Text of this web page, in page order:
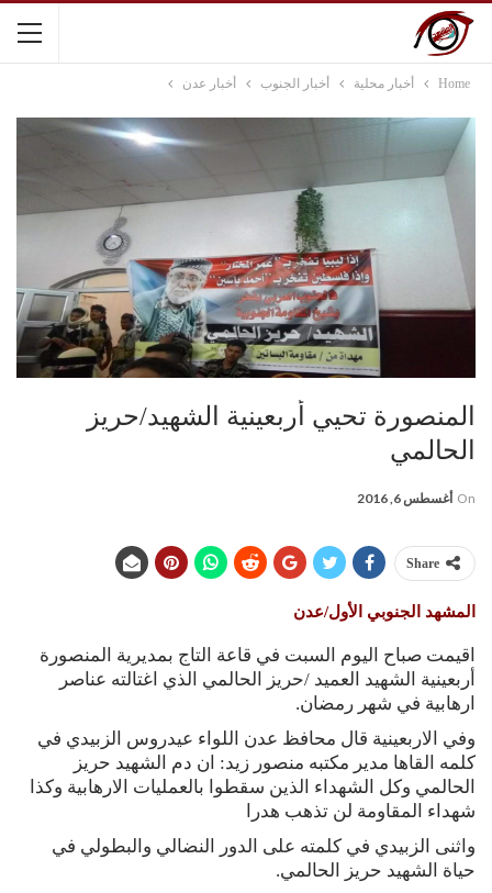
Home أخبار محلية أخبار الجنوب أخبار عدن
المنصورة تحيي أربعينية الشهيد/حريز
الحالمي
On أغسطس 6, 2016
Share
المشهد الجنوبي الأول/عدن
اقيمت صباح اليوم السبت في قاعة التاج بمديرية المنصورة
أربعينية الشهيد العميد /حريز الحالمي الذي اغتالته عناصر
ارهابية في شهر رمضان.
وفي الاربعينية قال محافظ عدن اللواء عيدروس الزبيدي في
كلمه القاها مدير مكتبه منصور زيد: ان دم الشهيد حريز
الحالمي وكل الشهداء الذين سقطوا بالعمليات الارهابية وكذا
شهداء المقاومة لن تذهب هدرا
واثنى الزبيدي في كلمته على الدور النضالي والبطولي في
حياة الشهيد حريز الحالمي.